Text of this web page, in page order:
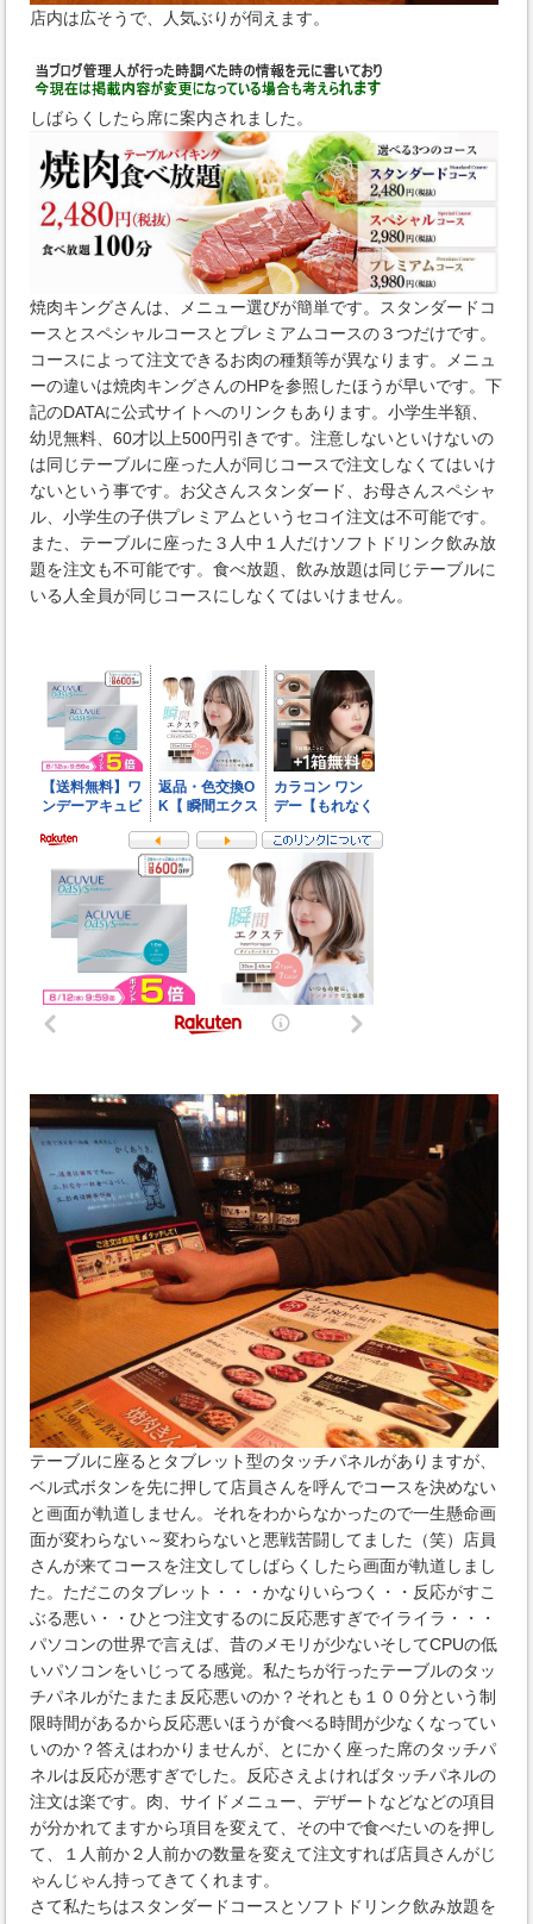
店内は広そうで、人気ぶりが伺えます。
しばらくしたら席に案内されました。
焼肉キングさんは、メニュー選びが簡単です。スタンダードコ
ースとスペシャルコースとプレミアムコースの３つだけです。
コースによって注文できるお肉の種類等が異なります。メニュ
ーの違いは焼肉キングさんのHPを参照したほうが早いです。下
記のDATAに公式サイトへのリンクもあります。小学生半額、
幼児無料、60才以上500円引きです。注意しないといけないの
は同じテーブルに座った人が同じコースで注文しなくてはいけ
ないという事です。お父さんスタンダード、お母さんスペシャ
ル、小学生の子供プレミアムというセコイ注文は不可能です。
また、テーブルに座った３人中１人だけソフトドリンク飲み放
題を注文も不可能です。食べ放題、飲み放題は同じテーブルに
いる人全員が同じコースにしなくてはいけません。
テーブルに座るとタブレット型のタッチパネルがありますが、
ベル式ボタンを先に押して店員さんを呼んでコースを決めない
と画面が軌道しません。それをわからなかったので一生懸命画
面が変わらない～変わらないと悪戦苦闘してました（笑）店員
さんが来てコースを注文してしばらくしたら画面が軌道しまし
た。ただこのタブレット・・・かなりいらつく・・反応がすこ
ぶる悪い・・ひとつ注文するのに反応悪すぎでイライラ・・・
パソコンの世界で言えば、昔のメモリが少ないそしてCPUの低
いパソコンをいじってる感覚。私たちが行ったテーブルのタッ
チパネルがたまたま反応悪いのか？それとも１００分という制
限時間があるから反応悪いほうが食べる時間が少なくなってい
いのか？答えはわかりませんが、とにかく座った席のタッチパ
ネルは反応が悪すぎでした。反応さえよければタッチパネルの
注文は楽です。肉、サイドメニュー、デザートなどなどの項目
が分かれてますから項目を変えて、その中で食べたいのを押し
て、１人前か２人前かの数量を変えて注文すれば店員さんがじ
ゃんじゃん持ってきてくれます。
さて私たちはスタンダードコースとソフトドリンク飲み放題を